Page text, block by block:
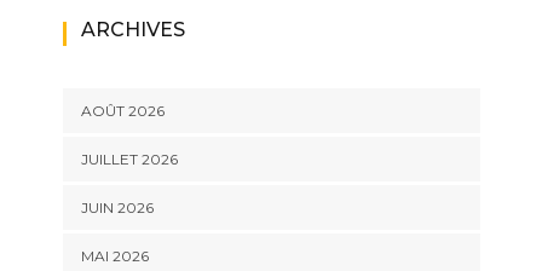
ARCHIVES
AOÛT 2026
JUILLET 2026
JUIN 2026
MAI 2026